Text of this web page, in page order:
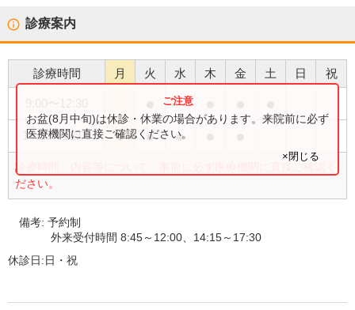
診療案内
診療時間 月 火 水 木 金 土 日 祝
14:30〜18:00 ● ● ●
診療時間・内容等について、事前に必ず医療機関に直接ご確認く
ださい。
お盆(8月中旬)は休診・休業の場合があります。来院前に必ず
医療機関に直接ご確認ください。
×閉じる
備考:予約制
外来受付時間 8:45～12:00、14:15～17:30
休診日:日・祝